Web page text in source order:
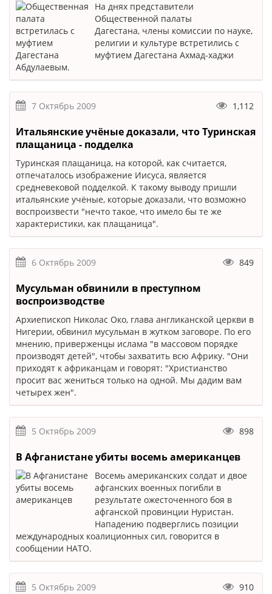
На днях представители
Общественной палаты
Дагестана, члены комиссии по науке,
религии и культуре встретились с
муфтием Дагестана Ахмад-хаджи
Абдулаевым.
7 Октябрь 2009 1,112
Итальянские учёные доказали, что Туринская
плащаница - подделка
Туринская плащаница, на которой, как считается,
отпечаталось изображение Иисуса, является
средневековой подделкой. К такому выводу пришли
итальянские учёные, которые доказали, что возможно
воспроизвести "нечто такое, что имело бы те же
характеристики, как плащаница".
6 Октябрь 2009 849
Мусульман обвинили в преступном
воспроизводстве
Архиепископ Николас Око, глава англиканской церкви в
Нигерии, обвинил мусульман в жутком заговоре. По его
мнению, приверженцы ислама "в массовом порядке
производят детей", чтобы захватить всю Африку. "Они
приходят к африканцам и говорят: "Христианство
просит вас жениться только на одной. Мы дадим вам
четырех жен".
5 Октябрь 2009 898
В Афганистане убиты восемь американцев
Восемь американских солдат и двое
афганских военных погибли в
результате ожесточенного боя в
афганской провинции Нуристан.
Нападению подверглись позиции
международных коалиционных сил, говорится в
сообщении НАТО.
5 Октябрь 2009 910